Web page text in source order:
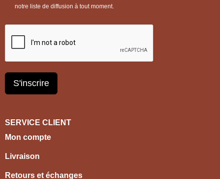
notre liste de diffusion à tout moment.
S'inscrire
SERVICE CLIENT
Mon compte
Livraison
Retours et échanges